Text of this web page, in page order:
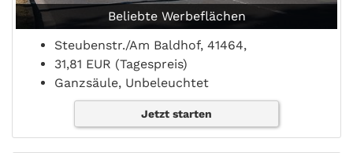
Beliebte Werbeflächen
Steubenstr./Am Baldhof, 41464,
31,81 EUR (Tagespreis)
Ganzsäule, Unbeleuchtet
Jetzt starten